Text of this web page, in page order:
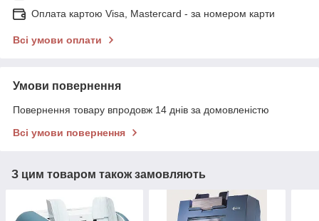
Оплата картою Visa, Mastercard - за номером карти
Всі умови оплати
Умови повернення
Повернення товару впродовж 14 днів за домовленістю
Всі умови повернення
З цим товаром також замовляють